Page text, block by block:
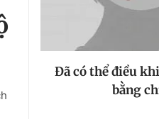
Đã có thể điều
bằng